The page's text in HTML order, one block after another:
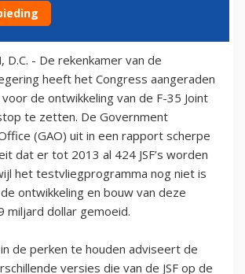
D.C. - De rekenkamer van de
heeft het Congress aangeraden
de ontwikkeling van de F-35 Joint
te zetten. De Government
(GAO) uit in een rapport scherpe
dat er tot 2013 al 424 JSF’s worden
het testvliegprogramma nog niet is
ontwikkeling en bouw van deze
miljard dollar gemoeid.
de perken te houden adviseert de
versies die van de JSF op de